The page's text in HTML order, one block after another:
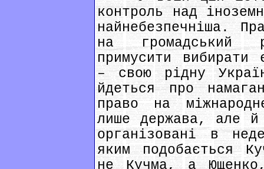
контроль над
найнебезпечніша.
на громадський
примусити вибирати
– свою рідну
йдеться про
право на
лише держава, але
організовані в
яким подобається
не Кучма, а